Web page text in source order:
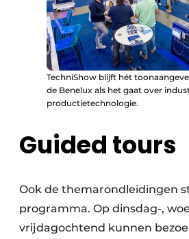
TechniShow blijft hét
de Benelux als het gaat over
productietechnologie.
Guided tours
Ook de themarondleidingen
programma. Op dinsdag-,
vrijdagochtend kunnen